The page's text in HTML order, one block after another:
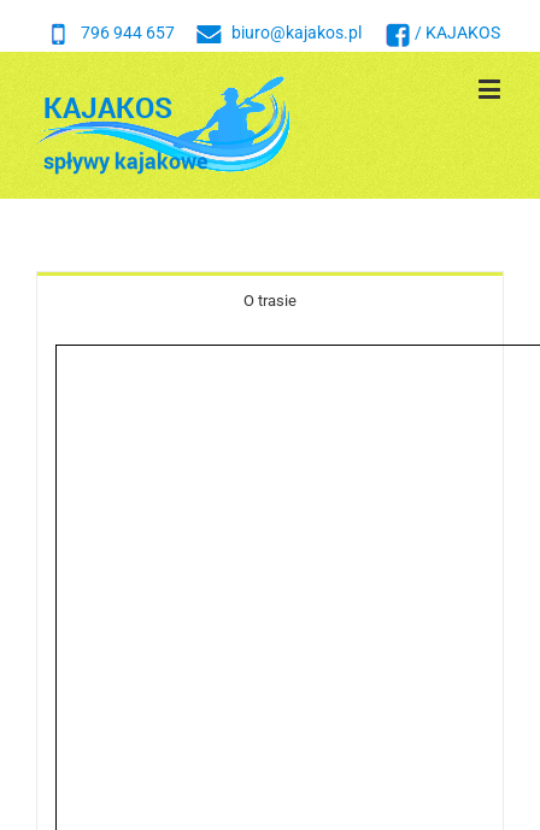
796 944 657 biuro@kajakos.pl / KAJAKOS
O trasie